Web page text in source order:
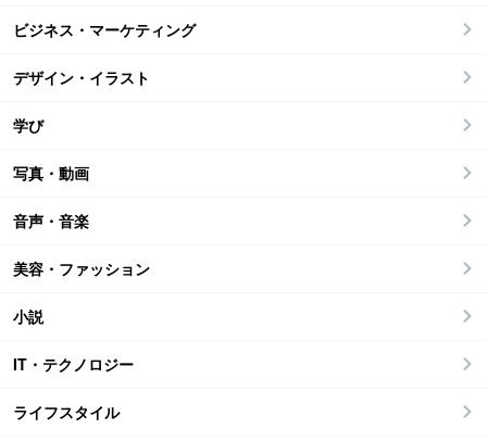
ビジネス・マーケティング
デザイン・イラスト
学び
写真・動画
音声・音楽
美容・ファッション
小説
IT・テクノロジー
ライフスタイル